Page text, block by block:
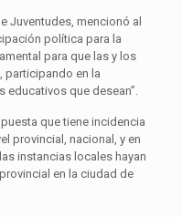
Juventudes, mencionó al
política para la
para que las y los
participando en la
que desean”.
que tiene incidencia
provincial, nacional, y en
instancias locales hayan
en la ciudad de